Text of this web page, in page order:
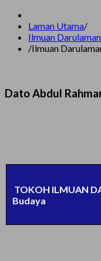
Laman Utama/
Ilmuan Darulaman
/Ilmuan
Dato Abdul
TOKOH ILMUAN
Budaya